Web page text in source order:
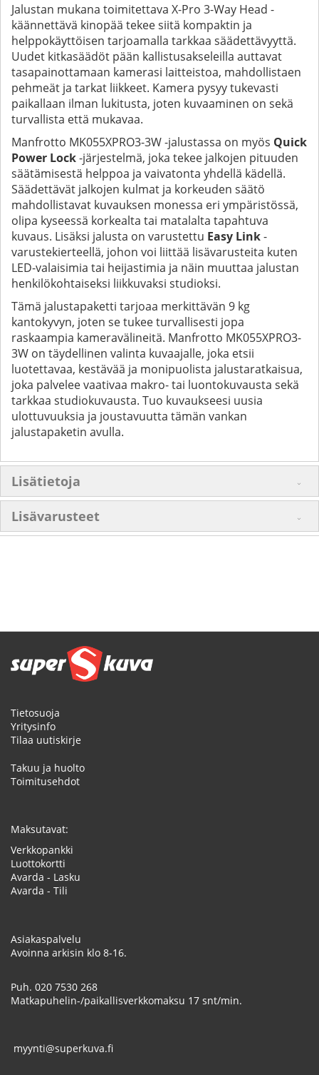
Jalustan mukana toimitettava X-Pro 3-Way Head -
käännettävä kinopää tekee siitä kompaktin ja
helppokäyttöisen tarjoamalla tarkkaa säädettävyyttä.
Uudet kitkasäädöt pään kallistusakseleilla auttavat
tasapainottamaan kamerasi laitteistoa, mahdollistaen
pehmeät ja tarkat liikkeet. Kamera pysyy tukevasti
paikallaan ilman lukitusta, joten kuvaaminen on sekä
turvallista että mukavaa.
Manfrotto MK055XPRO3-3W -jalustassa on myös Quick
Power Lock-järjestelmä, joka tekee jalkojen pituuden
säätämisestä helppoa ja vaivatonta yhdellä kädellä.
Säädettävät jalkojen kulmat ja korkeuden säätö
mahdollistavat kuvauksen monessa eri ympäristössä,
olipa kyseessä korkealta tai matalalta tapahtuva
kuvaus. Lisäksi jalusta on varustettu Easy Link-
varustekierteellä, johon voi liittää lisävarusteita kuten
LED-valaisimia tai heijastimia ja näin muuttaa jalustan
henkilökohtaiseksi liikkuvaksi studioksi.
Tämä jalustapaketti tarjoaa merkittävän 9 kg
kantokyvyn, joten se tukee turvallisesti jopa
raskaampia kameravälineitä. Manfrotto MK055XPRO3-
3W on täydellinen valinta kuvaajalle, joka etsii
luotettavaa, kestävää ja monipuolista jalustaratkaisua,
joka palvelee vaativaa makro- tai luontokuvausta sekä
tarkkaa studiokuvausta. Tuo kuvaukseesi uusia
ulottuvuuksia ja joustavuutta tämän vankan
jalustapaketin avulla.
Lisätietoja
Lisävarusteet
Tietosuoja
Yritysinfo
Tilaa uutiskirje
Takuu ja huolto
Toimitusehdot
Maksutavat:
Verkkopankki
Luottokortti
Avarda - Lasku
Avarda - Tili
Asiakaspalvelu
Avoinna arkisin klo 8-16.
Puh. 020 7530 268
Matkapuhelin-/paikallisverkkomaksu 17 snt/min.
myynti@superkuva.fi